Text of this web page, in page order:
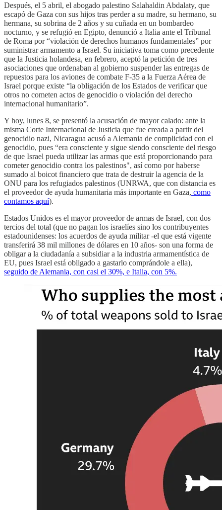
Después, el 5 abril, el abogado palestino Salahaldin Abdalaty, que
escapó de Gaza con sus hijos tras perder a su madre, su hermano, su
hermana, su sobrina de 2 años y su cuñada en un bombardeo
nocturno, y se refugió en Egipto, denunció a Italia ante el Tribunal
de Roma por “violación de derechos humanos fundamentales” por
suministrar armamento a Israel. Su iniciativa toma como precedente
que la Justicia holandesa, en febrero, aceptó la petición de tres
asociaciones que ordenaban al gobierno suspender las entregas de
repuestos para los aviones de combate F-35 a la Fuerza Aérea de
Israel porque existe “la obligación de los Estados de verificar que
otros no cometen actos de genocidio o violación del derecho
internacional humanitario”.
Y hoy, lunes 8, se presentó la acusación de mayor calado: ante la
misma Corte Internacional de Justicia que fue creada a partir del
genocidio nazi, Nicaragua acusó a Alemania de complicidad con el
genocidio, pues “era consciente y sigue siendo consciente del riesgo
de que Israel pueda utilizar las armas que está proporcionando para
cometer genocidio contra los palestinos", así como por haberse
sumado al boicot financiero que trata de destruir la agencia de la
ONU para los refugiados palestinos (UNRWA, que con distancia es
el proveedor de ayuda humanitaria más importante en Gaza, como
contamos aquí).
Estados Unidos es el mayor proveedor de armas de Israel, con dos
tercios del total (que no pagan los israelíes sino los contribuyentes
estadounidenses: los acuerdos de ayuda militar -el que está vigente
transferirá 38 mil millones de dólares en 10 años- son una forma de
obligar a la ciudadanía a subsidiar a la industria armamentística de
EU, pues Israel está obligado a gastarlo comprándole a ella),
seguido de Alemania, con casi el 30%, e Italia, con 5%.